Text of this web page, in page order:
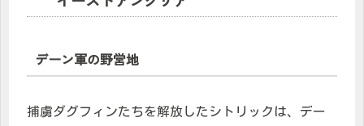
デーン軍の野営地
捕虜ダグフィンたちを解放したシトリックは、デー